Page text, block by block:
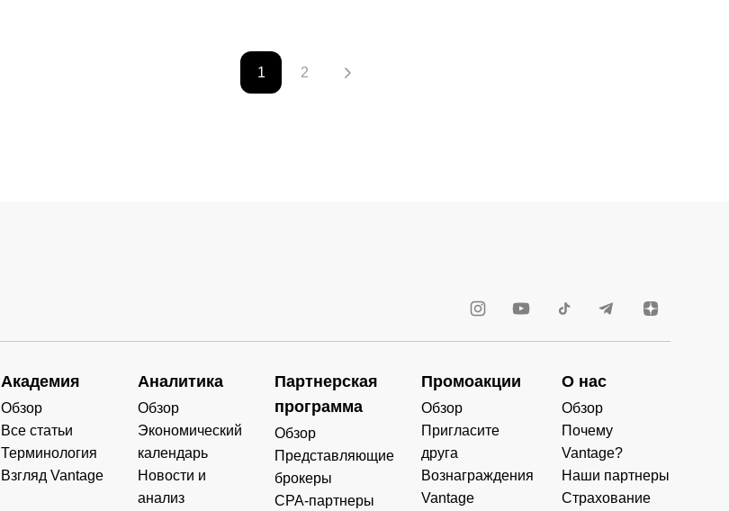
1 2
Академия
Обзор
Все статьи
Терминология
Взгляд Vantage
Аналитика
Обзор
Экономический
календарь
Новости и
анализ
Партнерская
программа
Обзор
Представляющие
брокеры
CPA-партнеры
Промоакции
Обзор
Пригласите
друга
Вознаграждения
Vantage
О нас
Обзор
Почему
Vantage?
Наши партнеры
Страхование